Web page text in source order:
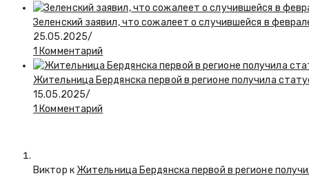
Зеленский заявил, что сожалеет о случившейся в
25.05.2025/
1 Комментарий
Жительница Бердянска первой в регионе получила
15.05.2025/
1 Комментарий
Виктор к Жительница Бердянска первой в регионе